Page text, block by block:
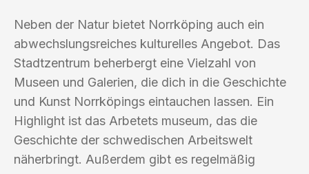
Neben der Natur bietet Norrköping auch ein
abwechslungsreiches kulturelles Angebot. Das
Stadtzentrum beherbergt eine Vielzahl von
Museen und Galerien, die dich in die Geschichte
und Kunst Norrköpings eintauchen lassen. Ein
Highlight ist das Arbetets museum, das die
Geschichte der schwedischen Arbeitswelt
näherbringt. Außerdem gibt es regelmäßig